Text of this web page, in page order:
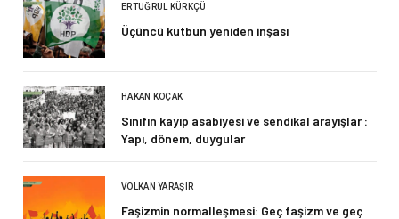
ERTUĞRUL KÜRKÇÜ
Üçüncü kutbun yeniden inşası
HAKAN KOÇAK
Sınıfın kayıp asabiyesi ve sendikal arayışlar :
Yapı, dönem, duygular
VOLKAN YARAŞIR
Faşizmin normalleşmesi: Geç faşizm ve geç